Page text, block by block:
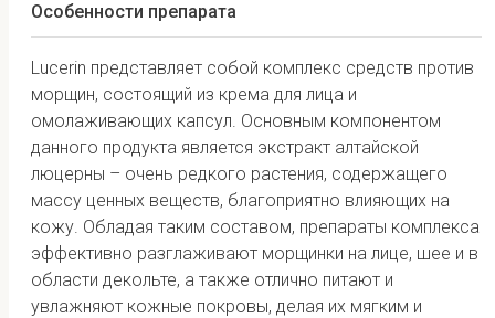
Особенности препарата
Lucerin представляет собой комплекс средств против
морщин, состоящий из крема для лица и
омолаживающих капсул. Основным компонентом
данного продукта является экстракт алтайской
люцерны – очень редкого растения, содержащего
массу ценных веществ, благоприятно влияющих на
кожу. Обладая таким составом, препараты комплекса
эффективно разглаживают морщинки на лице, шее и в
области декольте, а также отлично питают и
увлажняют кожные покровы, делая их мягким и